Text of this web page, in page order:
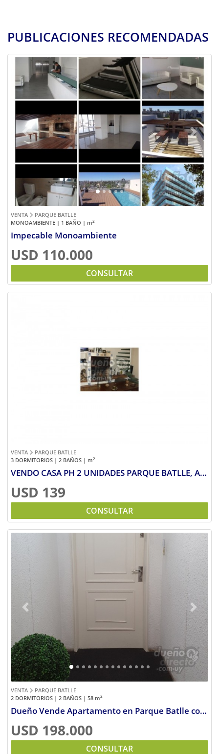
PUBLICACIONES RECOMENDADAS
Previous Next
VENTA
PARQUE BATLLE
MONOAMBIENTE | 1 BAÑO | m2
Impecable Monoambiente
USD 110.000
CONSULTAR
VENTA
PARQUE BATLLE
3 DORMITORIOS | 2 BAÑOS | m2
VENDO CASA PH 2 UNIDADES PARQUE BATLLE, A 3 CUADRAS DE RIVERA Y SOCA. CASA MUY SEGURA, NO PAGA GASOS COMUNES.
USD 139
CONSULTAR
Previous Next
VENTA
PARQUE BATLLE
2 DORMITORIOS | 2 BAÑOS | 58 m2
Dueño Vende Apartamento en Parque Batlle con garage
USD 198.000
CONSULTAR